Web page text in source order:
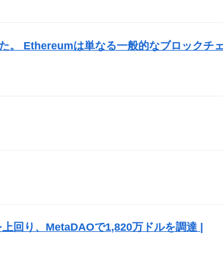
。 Ethereumは単なる一般的なブロックチ
回り、MetaDAOで1,820万ドルを調達 |